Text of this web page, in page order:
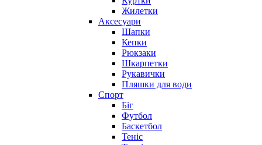
Жилетки
Аксесуари
Шапки
Кепки
Рюкзаки
Шкарпетки
Рукавички
Пляшки для води
Спорт
Біг
Футбол
Баскетбол
Теніс